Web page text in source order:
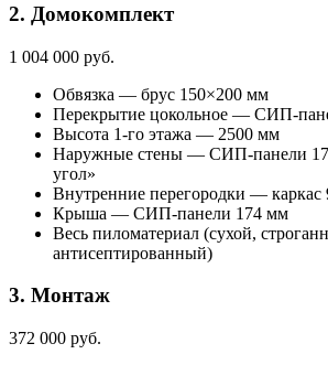
2. Домокомплект
1 004 000 руб.
Обвязка — брус 150×200 мм
Перекрытие цокольное — СИП-
Высота 1-го этажа — 2500 мм
Наружные стены — СИП-панели
угол»
Внутренние перегородки — каркас
Крыша — СИП-панели 174 мм
Весь пиломатериал (сухой,
антисептированный)
3. Монтаж
372 000 руб.